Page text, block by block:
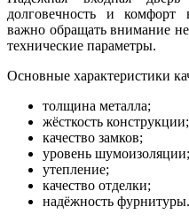
долговечность и
важно обращать внимание
технические параметры.
Основные характеристики
толщина металла;
жёсткость конструкции;
качество замков;
уровень шумоизоляции;
утепление;
качество отделки;
надёжность фурнитуры.